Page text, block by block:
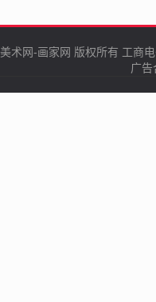
美术网-画家网 版权所有 工商
广